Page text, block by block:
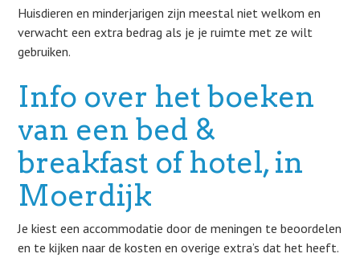
Huisdieren en minderjarigen zijn meestal niet welkom en
verwacht een extra bedrag als je je ruimte met ze wilt
gebruiken.
Info over het boeken
van een bed &
breakfast of hotel, in
Moerdijk
Je kiest een accommodatie door de meningen te beoordelen
en te kijken naar de kosten en overige extra’s dat het heeft.